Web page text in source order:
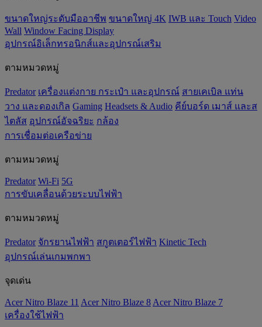
ขนาดใหญ่ระดับมืออาชีพ ขนาดใหญ่ 4K IWB และ Touch Video
Wall Window Facing Display
อุปกรณ์อิเล็กทรอนิกส์และอุปกรณ์เสริม
ตามหมวดหมู่
Predator เครื่องแต่งกาย กระเป๋า และอุปกรณ์ สายเคเบิล แท่น
วาง และดองเกิล Gaming ‌Headsets & Audio คีย์บอร์ด เมาส์ และส
ไตลัส อุปกรณ์อัจฉริยะ กล้อง
การเชื่อมต่อเครือข่าย
ตามหมวดหมู่
Predator Wi-Fi 5G
การขับเคลื่อนด้วยระบบไฟฟ้า
ตามหมวดหมู่
Predator จักรยานไฟฟ้า สกูตเตอร์ไฟฟ้า Kinetic Tech
อุปกรณ์เล่นเกมพกพา
จุดเด่น
Acer Nitro Blaze 11 Acer Nitro Blaze 8 Acer Nitro Blaze 7
เครื่องใช้ไฟฟ้า